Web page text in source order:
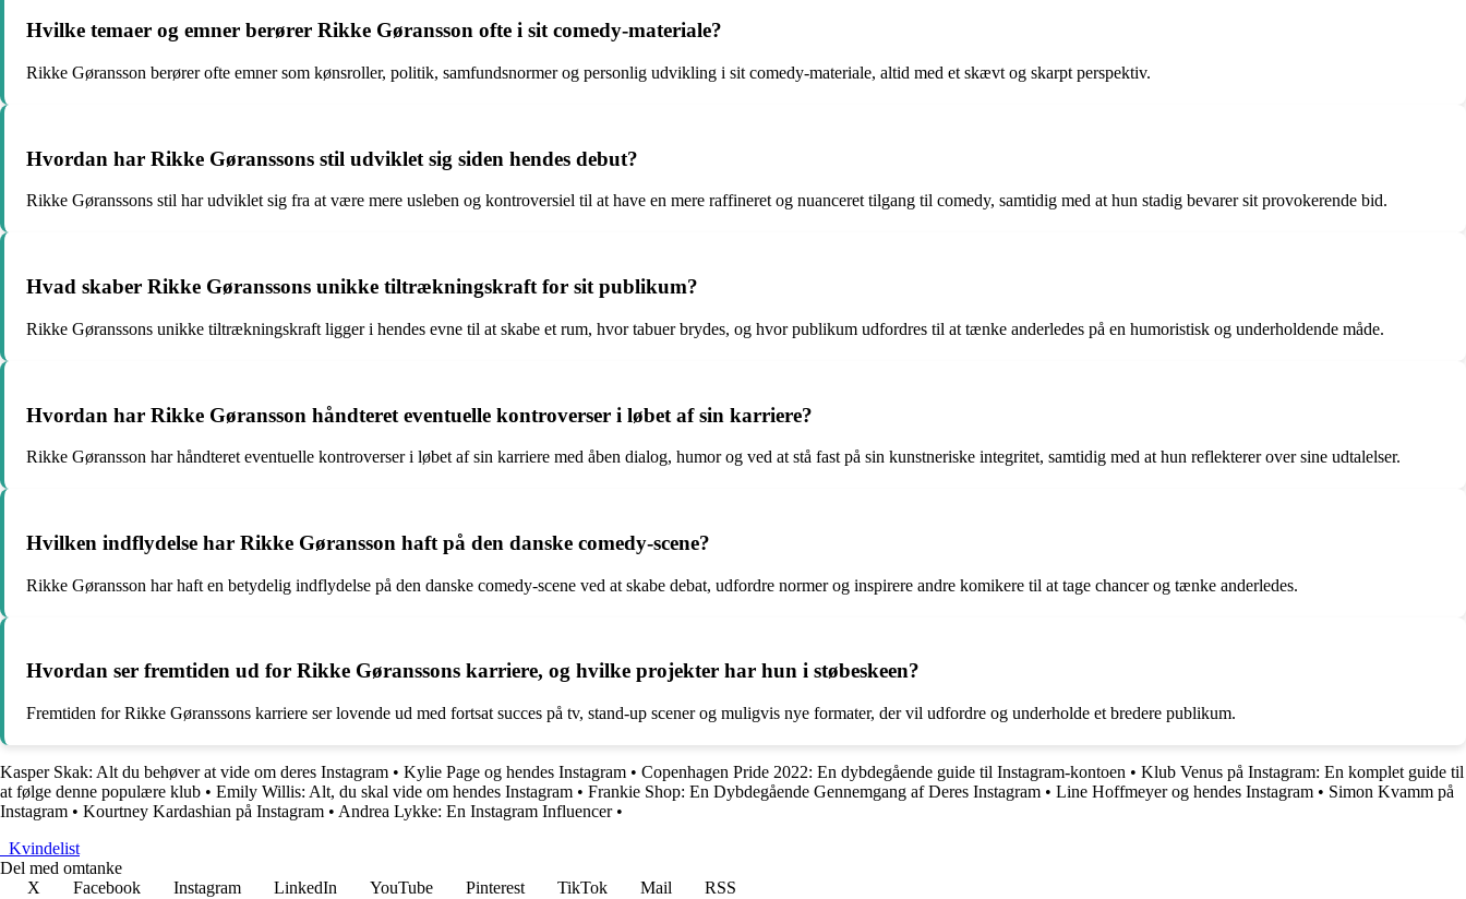
Hvilke temaer og emner berører Rikke Gøransson ofte i sit comedy-materiale?
Rikke Gøransson berører ofte emner som kønsroller, politik, samfundsnormer og personlig udvikling i sit comedy-materiale, altid med et skævt og skarpt perspektiv.
Hvordan har Rikke Gøranssons stil udviklet sig siden hendes debut?
Rikke Gøranssons stil har udviklet sig fra at være mere usleben og kontroversiel til at have en mere raffineret og nuanceret tilgang til comedy, samtidig med at hun stadig bevarer sit provokerende bid.
Hvad skaber Rikke Gøranssons unikke tiltrækningskraft for sit publikum?
Rikke Gøranssons unikke tiltrækningskraft ligger i hendes evne til at skabe et rum, hvor tabuer brydes, og hvor publikum udfordres til at tænke anderledes på en humoristisk og underholdende måde.
Hvordan har Rikke Gøransson håndteret eventuelle kontroverser i løbet af sin karriere?
Rikke Gøransson har håndteret eventuelle kontroverser i løbet af sin karriere med åben dialog, humor og ved at stå fast på sin kunstneriske integritet, samtidig med at hun reflekterer over sine udtalelser.
Hvilken indflydelse har Rikke Gøransson haft på den danske comedy-scene?
Rikke Gøransson har haft en betydelig indflydelse på den danske comedy-scene ved at skabe debat, udfordre normer og inspirere andre komikere til at tage chancer og tænke anderledes.
Hvordan ser fremtiden ud for Rikke Gøranssons karriere, og hvilke projekter har hun i støbeskeen?
Fremtiden for Rikke Gøranssons karriere ser lovende ud med fortsat succes på tv, stand-up scener og muligvis nye formater, der vil udfordre og underholde et bredere publikum.
Kasper Skak: Alt du behøver at vide om deres Instagram • Kylie Page og hendes Instagram • Copenhagen Pride 2022: En dybdegående guide til Instagram-kontoen • Klub Venus på Instagram: En komplet guide til
at følge denne populære klub • Emily Willis: Alt, du skal vide om hendes Instagram • Frankie Shop: En Dybdegående Gennemgang af Deres Instagram • Line Hoffmeyer og hendes Instagram • Simon Kvamm på
Instagram • Kourtney Kardashian på Instagram • Andrea Lykke: En Instagram Influencer•
Kvindelist
Del med omtanke
X
Facebook Instagram LinkedIn YouTube Pinterest TikTok Mail
RSS